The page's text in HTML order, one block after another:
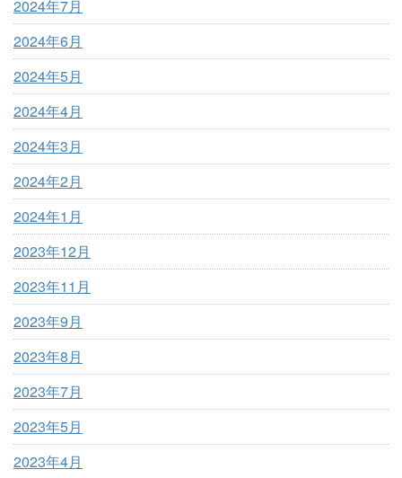
2024年7月
2024年6月
2024年5月
2024年4月
2024年3月
2024年2月
2024年1月
2023年12月
2023年11月
2023年9月
2023年8月
2023年7月
2023年5月
2023年4月